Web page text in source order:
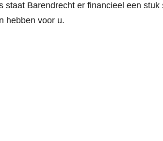
staat Barendrecht er financieel een
hebben voor u.